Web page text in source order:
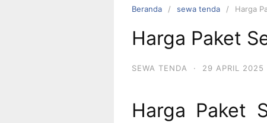
Beranda sewa tenda Harga
Harga Paket
SEWA TENDA · 29 APRIL 2025
Harga Paket